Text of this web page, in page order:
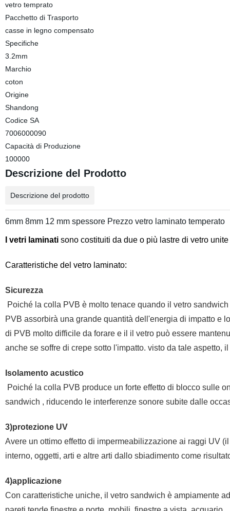
vetro temprato
Pacchetto di Trasporto
casse in legno compensato
Specifiche
3.2mm
Marchio
coton
Origine
Shandong
Codice SA
7006000090
Capacità di Produzione
100000
Descrizione del Prodotto
Descrizione del prodotto
6mm 8mm 12 mm spessore Prezzo vetro laminato temperato
I vetri laminatisono costituiti da due o più lastre di vetro
Caratteristiche del vetro laminato:
Sicurezza
Poiché la colla PVB è molto tenace quando il vetro
PVB assorbirà una grande quantità dell'energia di impatto e
di PVB molto difficile da forare e il il vetro può essere
anche se soffre di crepe sotto l'impatto. visto da tale aspetto,
Isolamento acustico
Poiché la colla PVB produce un forte effetto di blocco sulle
sandwich , riducendo le interferenze sonore subite dalle
3)protezione UV
Avere un ottimo effetto di impermeabilizzazione ai raggi UV
interno, oggetti, arti e altre arti dallo sbiadimento come
4)applicazione
Con caratteristiche uniche, il vetro sandwich è ampiamente